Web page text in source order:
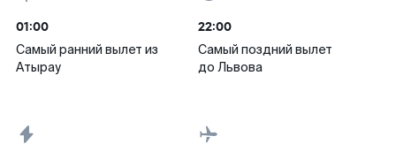
01:00
Самый ранний вылет из
Атырау
22:00
Самый поздний вылет
до Львова